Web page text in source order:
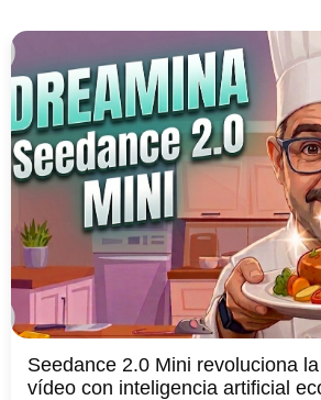
Seedance 2.0 Mini revoluciona
vídeo con inteligencia artificial